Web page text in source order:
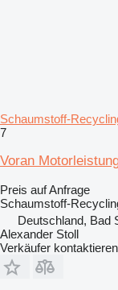
Schaumstoff-
7
Voran
Preis auf Anfrage
Schaumstoff-
Deutschland, Bad
Alexander Stoll
Verkäufer kontaktieren